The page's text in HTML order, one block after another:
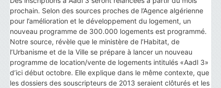
prochain. Selon des sources proches de l’Agence algérienne
pour l’amélioration et le développement du logement, un
nouveau programme de 300.000 logements est programmé.
Notre source, révèle que le ministère de l’Habitat, de
l’Urbanisme et de la Ville se prépare à lancer un nouveau
programme de location/vente de logements intitulés «Aadl 3»
d’ici début octobre. Elle explique dans le même contexte, que
les dossiers des souscripteurs de 2013 seraient clôturés et les